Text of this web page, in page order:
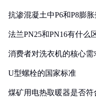
抗渗混凝土中P6和P8膨
法兰PN25和PN16有什么
消费者对洗衣机的核心需
U型螺栓的国家标准
煤矿用电热取暖器是否